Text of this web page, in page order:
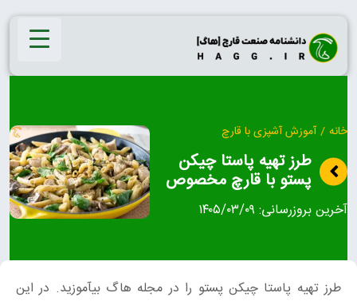
Skip
content
خانه / آموزش آشپزی با قارچ
طرز تهیه پاستا چیکن
پستو با قارچ مخصوص
آخرین بروزرسانی: ۱۴۰۵/۰۳/۰۹
طرز تهیه پاستا چیکن پستو را در مجله هاگ بیآموزید. در این